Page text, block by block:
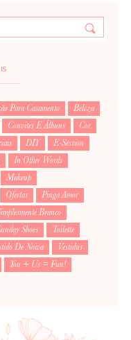
Para Casamento
Beleza
Convites E Álbuns
Cor
DIY
E-Session
In Other Words
Makeup
Ofertas
Pinga Amor
Branco
Shoes
Toilette
De Noiva
Vestidus
You + Us = Fun!